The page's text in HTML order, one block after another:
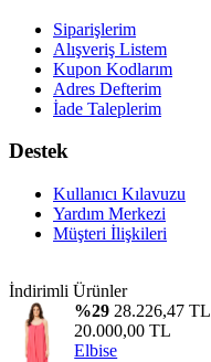
Siparişlerim
Alışveriş Listem
Kupon Kodlarım
Adres Defterim
İade Taleplerim
Destek
Kullanıcı Kılavuzu
Yardım Merkezi
Müşteri İlişkileri
İndirimli Ürünler
%29 28.226,47 TL
20.000,00 TL
Elbise